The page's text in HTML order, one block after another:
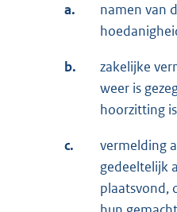
a.
namen van
b.
zakelijke
weer is
hoorzitting
c.
vermelding
gedeeltelijk
plaatsvond,